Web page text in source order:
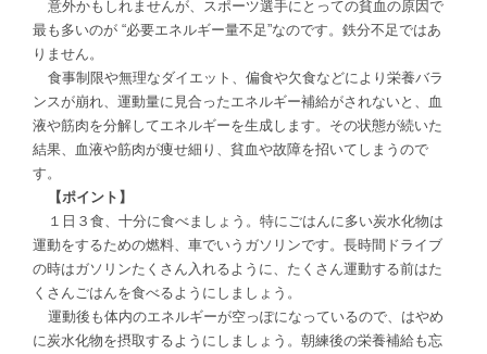
意外かもしれませんが、スポーツ選手にとっての貧血の原因で
最も多いのが “必要エネルギー量不足”なのです。鉄分不足ではあ
りません。
食事制限や無理なダイエット、偏食や欠食などにより栄養バラ
ンスが崩れ、運動量に見合ったエネルギー補給がされないと、血
液や筋肉を分解してエネルギーを生成します。 その状態が続いた
結果、血液や筋肉が痩せ細り、貧血や故障を招いてしまうので
す。
【ポイント】
１日３食、十分に食べましょう。特にごはんに多い炭水化物は
運動をするための燃料、車でいうガソリンです。長時間ドライブ
の時はガソリンたくさん入れるように、たくさん運動する前はた
くさんごはんを食べるようにしましょう。
運動後も体内のエネルギーが空っぽになっているので、はやめ
に炭水化物を摂取するようにしましょう。朝練後の栄養補給も忘